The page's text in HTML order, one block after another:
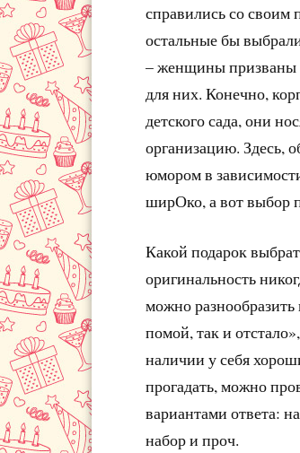
справились со своим
остальные бы
– женщины призваны
для них. Конечно,
детского сада, они
организацию. Здесь,
юмором в
ширОко, а вот выбор
Какой подарок
оригинальность
можно
помой, так и
наличии у себя
прогадать, можно
вариантами ответа:
набор и проч.